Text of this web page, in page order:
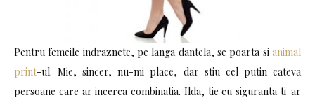
Pentru femeile indraznete, pe langa dantela, se poarta si animal
print-ul. Mie, sincer, nu-mi place, dar stiu cel putin cateva
persoane care ar incerca combinatia. Ilda, tie cu siguranta ti-ar